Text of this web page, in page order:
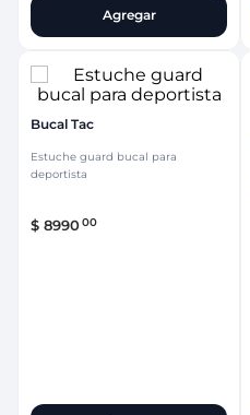
Agregar
Bucal Tac
Estuche guard bucal para
deportista
$ 899000